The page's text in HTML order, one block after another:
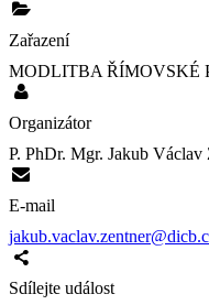
Zařazení
MODLITBA ŘÍMOVSKÉ
Organizátor
P. PhDr. Mgr. Jakub Václav
E-mail
Sdílejte událost